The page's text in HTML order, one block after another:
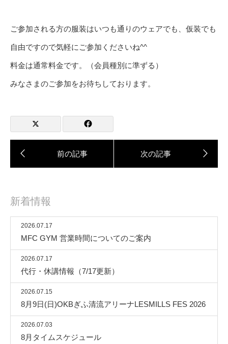
ご参加される方の服装はいつも通りのウェアでも、仮装でも
自由ですので気軽にご参加くださいね^^
料金は通常料金です。（会員種別に準ずる）
みなさまのご参加をお待ちしております。
新着情報
2026.07.17
MFC GYM 営業時間についてのご案内
2026.07.17
代行・休講情報（7/17更新）
2026.07.15
8月9日(日)OKBぎふ清流アリーナLESMILLS FES 2026
2026.07.03
8月タイムスケジュール